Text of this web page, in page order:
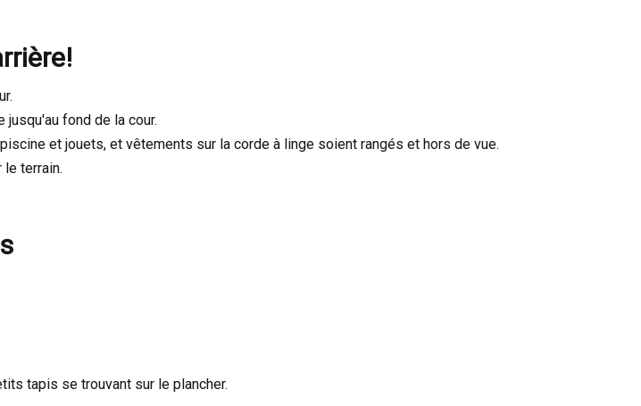
fond de la cour.
et jouets, et vêtements sur la corde à linge soient rangés et hors de vue.
terrain.
tapis se trouvant sur le plancher.